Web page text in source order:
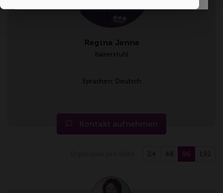
Regina Jenne
Kaiserstuhl
Sprachen: Deutsch
Kontakt aufnehmen
24 48 96 192